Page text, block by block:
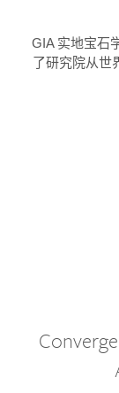
GIA 实地宝石
了研究院从世